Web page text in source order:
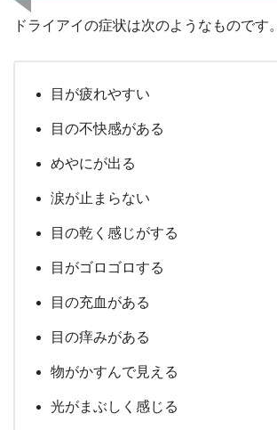
ドライアイの症状は次のようなものです。
目が疲れやすい
目の不快感がある
めやにが出る
涙が止まらない
目の乾く感じがする
目がゴロゴロする
目の充血がある
目の痒みがある
物がかすんで見える
光がまぶしく感じる